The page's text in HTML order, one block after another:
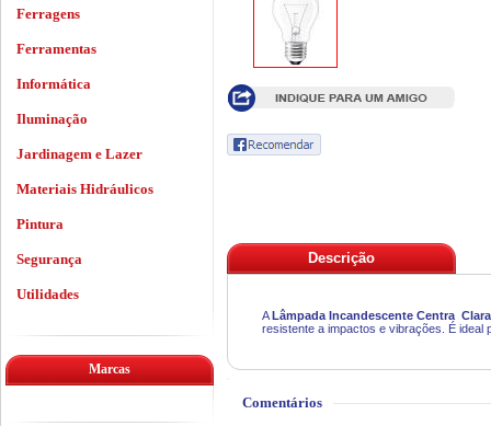
Descrição
ALâmpada Incandescente Centra
resistente a impactos e vibrações. É ideal
Comentários
Ferragens
Ferramentas
Informática
Iluminação
Jardinagem e Lazer
Materiais Hidráulicos
Pintura
Segurança
Utilidades
Marcas